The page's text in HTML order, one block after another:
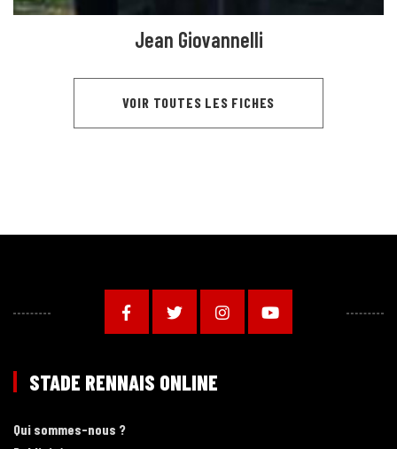
Jean Giovannelli
VOIR TOUTES LES FICHES
STADE RENNAIS ONLINE
Qui sommes-nous ?